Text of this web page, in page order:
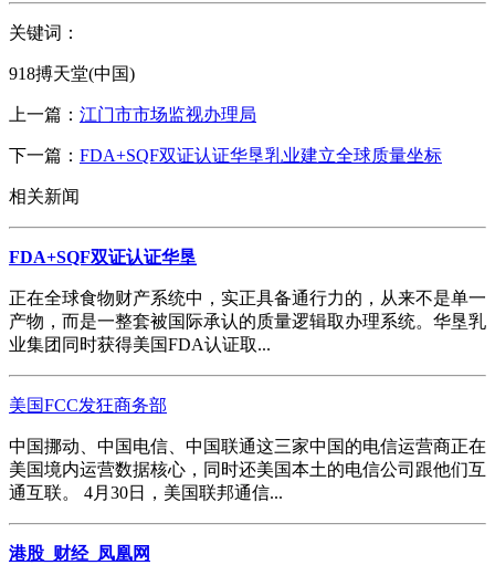
关键词：
918搏天堂(中国)
上一篇： 江门市市场监视办理局
下一篇： FDA+SQF双证认证华垦乳业建立全球质量坐标
相关新闻
FDA+SQF双证认证华垦
正在全球食物财产系统中，实正具备通行力的，从来不是单一
产物，而是一整套被国际承认的质量逻辑取办理系统。华垦乳
业集团同时获得美国FDA认证取...
美国FCC发狂商务部
中国挪动、中国电信、中国联通这三家中国的电信运营商正在
美国境内运营数据核心，同时还美国本土的电信公司跟他们互
通互联。 4月30日，美国联邦通信...
港股_财经_凤凰网